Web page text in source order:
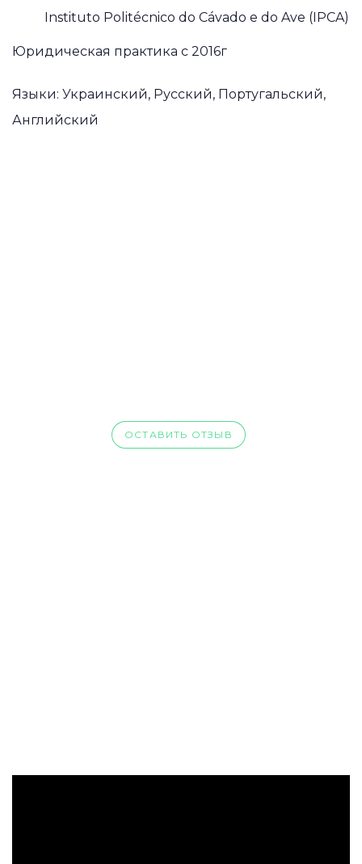
Instituto Politécnico do Cávado e do Ave (IPCA)
Юридическая практика с 2016г
Языки: Украинский, Русский, Португальский,
Английский
ОСТАВИТЬ ОТЗЫВ